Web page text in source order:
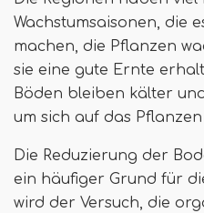
Wachstumsaisonen, die
machen, die Pflanzen
sie eine gute Ernte
Böden bleiben kälter
um sich auf das
Die Reduzierung der
ein häufiger Grund für
wird der Versuch, die